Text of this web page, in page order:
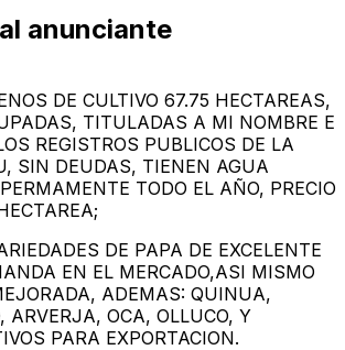
anunciante
DE CULTIVO 67.75 HECTAREAS,
TITULADAS A MI NOMBRE E
REGISTROS PUBLICOS DE LA
SIN DEUDAS, TIENEN AGUA
TODO EL AÑO, PRECIO
DE PAPA DE EXCELENTE
EN EL MERCADO,ASI MISMO
ADEMAS: QUINUA,
ARVERJA, OCA, OLLUCO, Y
PARA EXPORTACION.